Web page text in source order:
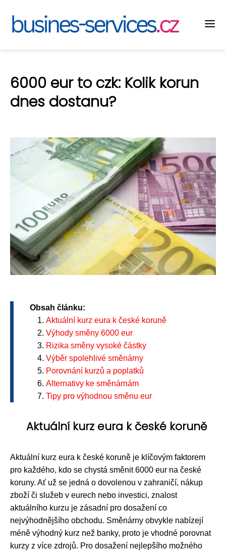
6000 eur to czk: Kolik korun
dnes dostanu?
Obsah článku:
Aktuální kurz eura k české koruně
Výhody směny 6000 eur
Rizika směny vysoké částky
Výběr spolehlivé směnárny
Porovnání kurzů a poplatků
Alternativy ke směnárnám
Tipy pro výhodnou směnu eur
Aktuální kurz eura k české koruně
Aktuální kurz eura k české koruně je klíčovým faktorem
pro každého, kdo se chystá směnit 6000 eur na české
koruny. Ať už se jedná o dovolenou v zahraničí, nákup
zboží či služeb v eurech nebo investici, znalost
aktuálního kurzu je zásadní pro dosažení co
nejvýhodnějšího obchodu. Směnárny obvykle nabízejí
méně výhodný kurz než banky, proto je vhodné porovnat
kurzy z více zdrojů. Pro dosažení nejlepšího možného